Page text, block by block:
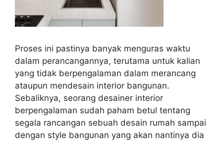
Proses ini pastinya banyak menguras waktu
dalam perancangannya, terutama untuk kalian
yang tidak berpengalaman dalam merancang
ataupun mendesain interior bangunan.
Sebaliknya, seorang desainer interior
berpengalaman sudah paham betul tentang
segala rancangan sebuah desain rumah sampai
dengan style bangunan yang akan nantinya dia